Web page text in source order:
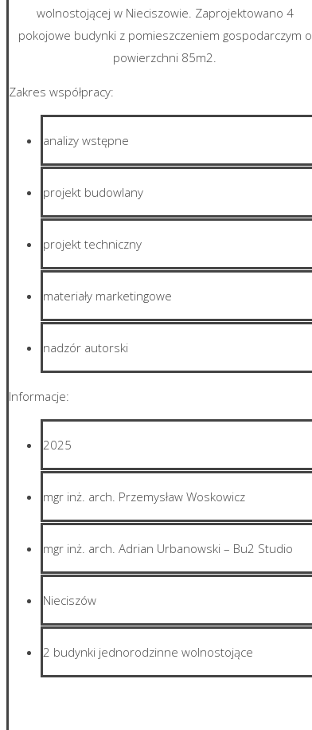
wolnostojącej w Nieciszowie. Zaprojektowano 4
pokojowe budynki z pomieszczeniem gospodarczym o
powierzchni 85m2.
Zakres współpracy:
analizy wstępne
projekt budowlany
projekt techniczny
materiały marketingowe
nadzór autorski
Informacje:
2025
mgr inż. arch. Przemysław Woskowicz
mgr inż. arch. Adrian Urbanowski – Bu2 Studio
Nieciszów
2 budynki jednorodzinne wolnostojące